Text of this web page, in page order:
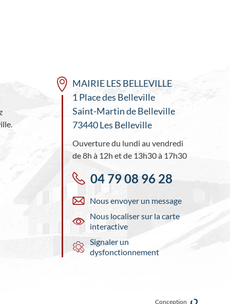
MAIRIE LES BELLEVILLE
1 Place des Belleville
Saint-Martin de Belleville
73440 Les Belleville
Ouverture du lundi au vendredi
de 8h à 12h et de 13h30 à 17h30
04 79 08 96 28
Nous envoyer un message
Nous localiser sur la carte
interactive
Signaler un
dysfonctionnement
Conception